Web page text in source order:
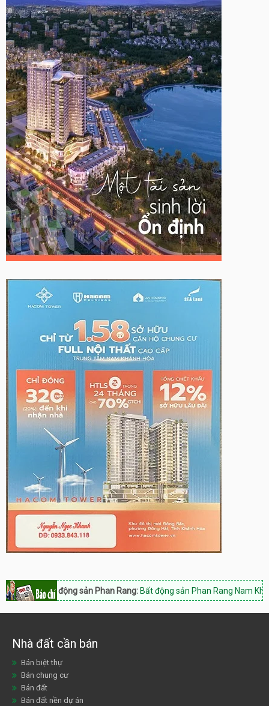
động sản Phan Rang:Bất động sản Phan Rang Nam Khánh Hòa,
Nhà đất cần bán
Bán biệt thự
Bán chung cư
Bán đất
Bán đất nền dự án